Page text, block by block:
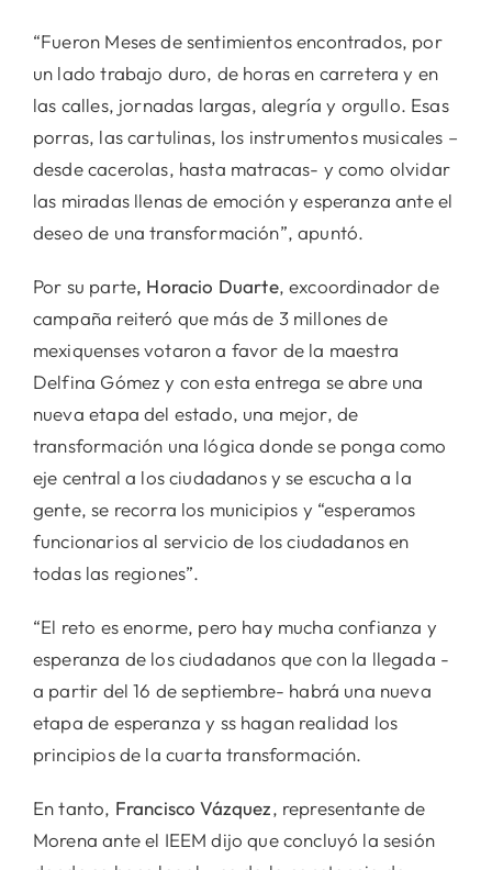
“Fueron Meses de sentimientos encontrados, por
un lado trabajo duro, de horas en carretera y en
las calles, jornadas largas, alegría y orgullo. Esas
porras, las cartulinas, los instrumentos musicales –
desde cacerolas, hasta matracas- y como olvidar
las miradas llenas de emoción y esperanza ante el
deseo de una transformación”, apuntó.
Por su parte, Horacio Duarte, excoordinador de
campaña reiteró que más de 3 millones de
mexiquenses votaron a favor de la maestra
Delfina Gómez y con esta entrega se abre una
nueva etapa del estado, una mejor, de
transformación una lógica donde se ponga como
eje central a los ciudadanos y se escucha a la
gente, se recorra los municipios y “esperamos
funcionarios al servicio de los ciudadanos en
todas las regiones”.
“El reto es enorme, pero hay mucha confianza y
esperanza de los ciudadanos que con la llegada -
a partir del 16 de septiembre- habrá una nueva
etapa de esperanza y ss hagan realidad los
principios de la cuarta transformación.
En tanto, Francisco Vázquez, representante de
Morena ante el IEEM dijo que concluyó la sesión